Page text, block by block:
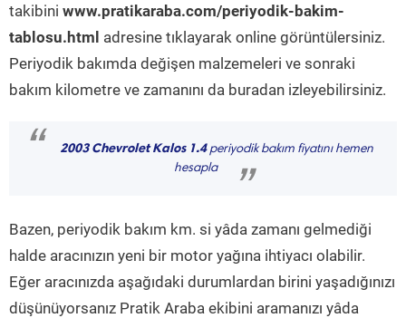
takibini www.pratikaraba.com/periyodik-bakim-
tablosu.html adresine tıklayarak online görüntülersiniz.
Periyodik bakımda değişen malzemeleri ve sonraki
bakım kilometre ve zamanını da buradan izleyebilirsiniz.
“ 2003 Chevrolet Kalos 1.4periyodik bakım fiyatını hemen
hesapla
”
Bazen, periyodik bakım km. si yâda zamanı gelmediği
halde aracınızın yeni bir motor yağına ihtiyacı olabilir.
Eğer aracınızda aşağıdaki durumlardan birini yaşadığınızı
düşünüyorsanız Pratik Araba ekibini aramanızı yâda